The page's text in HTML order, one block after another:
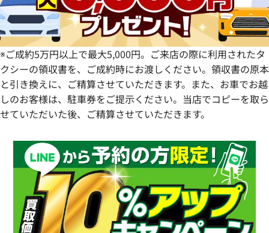
鹿児島県
※ご成約5万円以上で最大5,000円。ご来店の際に利用されたタ
クシーの領収書を、ご成約時にお渡しください。領収書の原本
と引き換えに、ご精算させていただきます。また、お車でお越
しのお客様は、駐車券をご提示ください。当店でコピーを取ら
せていただいた後、ご精算させていただきます。